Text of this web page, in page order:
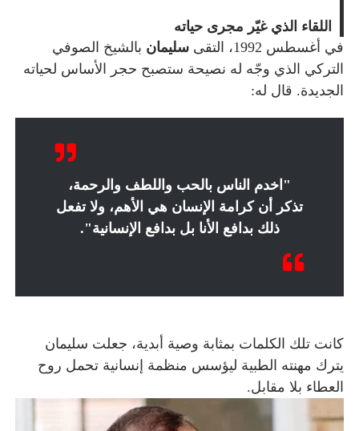
اللقاء الذي غيّر مجرى حياته
في أغسطس 1992، التقى
سليمان بالشيخ الصوفي
التركي الذي وجّه له نصيحة ستصبح حجر الأساس لحياته
الجديدة. قال له:
"اخدم الناس بالحب واللطف والرحمة،
تذكر أن كرامة الإنسان هي الأهم، ولا تفعل
ذلك بدافع الأنا بل بدافع الإنسانية".
كانت تلك الكلمات بمثابة وصية أبدية، جعلت سليمان
يترك مهنته الطبية ليؤسس منظمة إنسانية تحمل روح
العطاء بلا مقابل.